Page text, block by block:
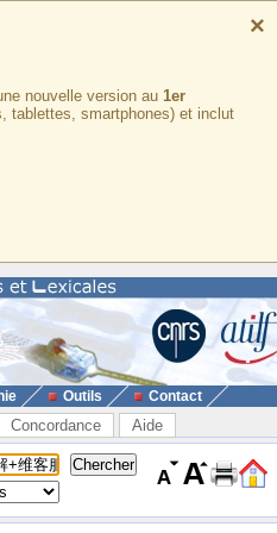
×
nouvelle version au 1er
tablettes, smartphones) et inclut
Outils Contact
Concordance Aide